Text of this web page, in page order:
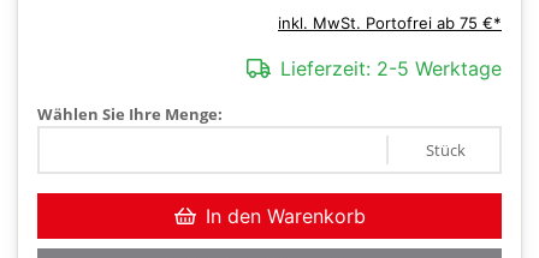
inkl. MwSt. Portofrei ab 75 €*
Lieferzeit: 2-5 Werktage
Wählen Sie Ihre Menge:
Stück
In den Warenkorb